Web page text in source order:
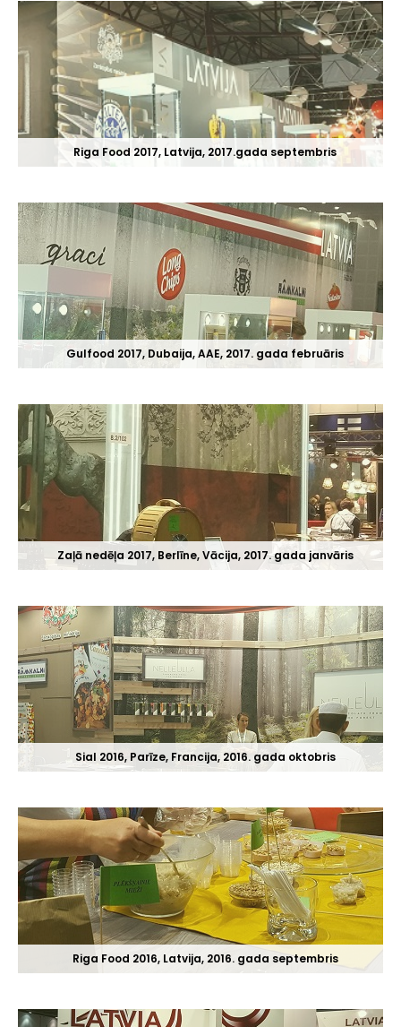
Riga Food 2017, Latvija, 2017.gada septembris
Gulfood 2017, Dubaija, AAE, 2017. gada februāris
Zaļā nedēļa 2017, Berlīne, Vācija, 2017. gada janvāris
Sial 2016, Parīze, Francija, 2016. gada oktobris
Riga Food 2016, Latvija, 2016. gada septembris